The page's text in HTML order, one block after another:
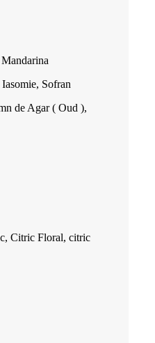
lei.
Sofran
de Agar ( Oud ),
Citric Floral, citric